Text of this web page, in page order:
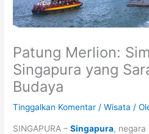
Patung Merlion:
Singapura yang
Budaya
Tinggalkan Komentar /Wisata /
SINGAPURA –Singapura, negara